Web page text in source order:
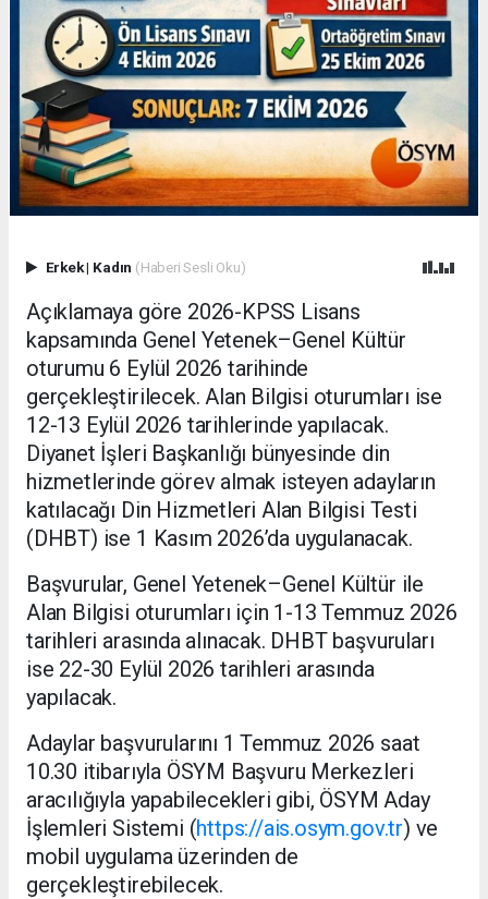
Erkek| Kadın (Haberi Sesli Oku)
Açıklamaya göre 2026-KPSS Lisans
kapsamında Genel Yetenek–Genel Kültür
oturumu 6 Eylül 2026 tarihinde
gerçekleştirilecek. Alan Bilgisi oturumları ise
12-13 Eylül 2026 tarihlerinde yapılacak.
Diyanet İşleri Başkanlığı bünyesinde din
hizmetlerinde görev almak isteyen adayların
katılacağı Din Hizmetleri Alan Bilgisi Testi
(DHBT) ise 1 Kasım 2026’da uygulanacak.
Başvurular, Genel Yetenek–Genel Kültür ile
Alan Bilgisi oturumları için 1-13 Temmuz 2026
tarihleri arasında alınacak. DHBT başvuruları
ise 22-30 Eylül 2026 tarihleri arasında
yapılacak.
Adaylar başvurularını 1 Temmuz 2026 saat
10.30 itibarıyla ÖSYM Başvuru Merkezleri
aracılığıyla yapabilecekleri gibi, ÖSYM Aday
İşlemleri Sistemi (https://ais.osym.gov.tr) ve
mobil uygulama üzerinden de
gerçekleştirebilecek.